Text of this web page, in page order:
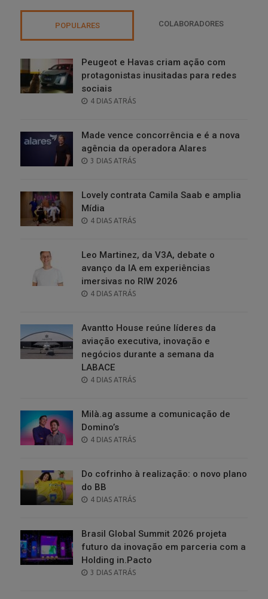
POPULARES COLABORADORES
Peugeot e Havas criam ação com
protagonistas inusitadas para redes
sociais
POSTED
4 DIAS ATRÁS
Made vence concorrência e é a nova
agência da operadora Alares
POSTED
3 DIAS ATRÁS
Lovely contrata Camila Saab e amplia
Mídia
POSTED
4 DIAS ATRÁS
Leo Martinez, da V3A, debate o
avanço da IA em experiências
imersivas no RIW 2026
POSTED
4 DIAS ATRÁS
Avantto House reúne líderes da
aviação executiva, inovação e
negócios durante a semana da
LABACE
POSTED
4 DIAS ATRÁS
Milà.ag assume a comunicação de
Domino’s
POSTED
4 DIAS ATRÁS
Do cofrinho à realização: o novo plano
do BB
POSTED
4 DIAS ATRÁS
Brasil Global Summit 2026 projeta
futuro da inovação em parceria com a
Holding in.Pacto
POSTED
3 DIAS ATRÁS